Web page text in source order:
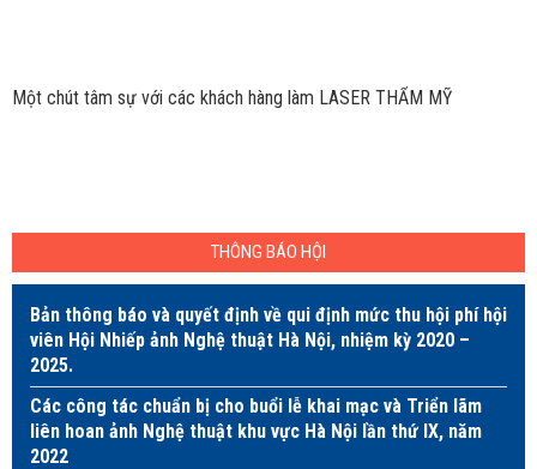
Một chút tâm sự với các khách hàng làm LASER THẨM MỸ
THÔNG BÁO HỘI
Bản thông báo và quyết định về qui định mức thu hội phí hội
viên Hội Nhiếp ảnh Nghệ thuật Hà Nội, nhiệm kỳ 2020 –
2025.
Các công tác chuẩn bị cho buổi lễ khai mạc và Triển lãm
liên hoan ảnh Nghệ thuật khu vực Hà Nội lần thứ IX, năm
2022